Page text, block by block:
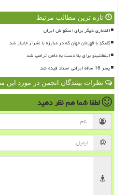
تازه ترین مطالب مرتبط
افتخاری دیگر برای اسکواش ایران
گفتگو با قهرمان جهان که در مبارزه با اشرار جانباز شد
اینفانتینو برای بقا دست به دامن ترامپ شد
پسر 16 ساله ایرانی استاد فیده شد
نظرات بینندگان انجمن در مورد این
لطفا شما همنظر دهید